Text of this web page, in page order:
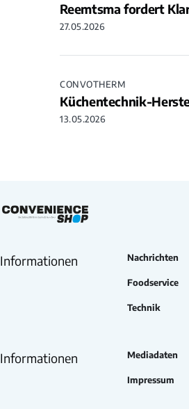
Reemtsma fordert
27.05.2026
CONVOTHERM
Küchentechnik-
13.05.2026
Informationen Nachrichten
Foodservice
Technik
Informationen Mediadaten
Impressum